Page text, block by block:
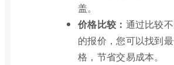
盖。
价格比较： 通过比较
的报价，您可以找到
格，节省交易成本。